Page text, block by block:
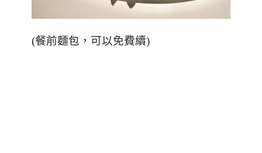
(餐前麵包，可以免費續)